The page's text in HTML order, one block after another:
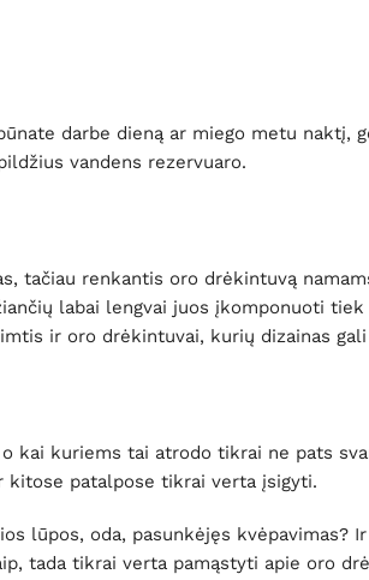
darbe dieną ar miego metu naktį,
vandens rezervuaro.
tačiau renkantis oro drėkintuvą
labai lengvai juos įkomponuoti
ir oro drėkintuvai, kurių dizainas
kai kuriems tai atrodo tikrai ne pats
kitose patalpose tikrai verta įsigyti.
lūpos, oda, pasunkėjęs kvėpavimas?
tada tikrai verta pamąstyti apie oro